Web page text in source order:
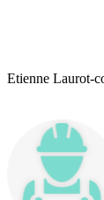
Etienne Laurot-